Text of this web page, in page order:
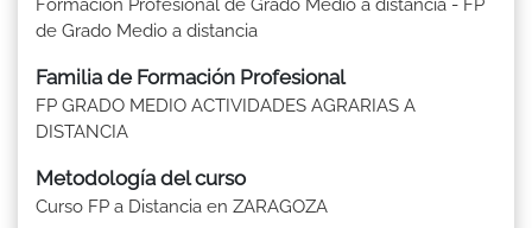
Formación Profesional de Grado Medio a distancia - FP
de Grado Medio a distancia
Familia de Formación Profesional
FP GRADO MEDIO ACTIVIDADES AGRARIAS A
DISTANCIA
Metodología del curso
Curso FP a Distancia en ZARAGOZA